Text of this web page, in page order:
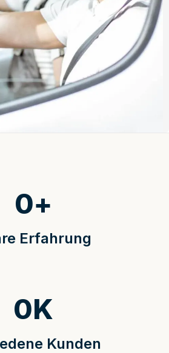
Erfahrung
0+
Kunden
0K